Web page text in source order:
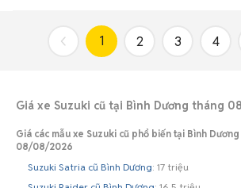
1 2 3 4
Giá xe Suzuki cũ tại Bình Dương tháng
Giá các mẫu xe Suzuki cũ phổ biến tại Bình
08/08/2026
Suzuki Satria cũ Bình Dương: 17 triệu